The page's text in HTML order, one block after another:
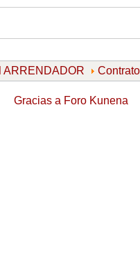
ARRENDADOR
Gracias a Foro Kunena